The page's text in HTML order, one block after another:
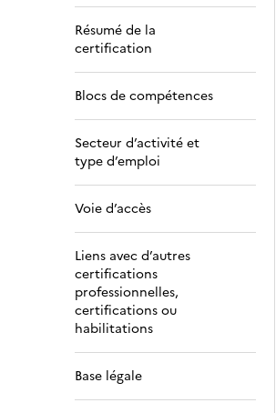
Résumé de la
certification
Blocs de compétences
Secteur d’activité et
type d’emploi
Voie d’accès
Liens avec d’autres
certifications
professionnelles,
certifications ou
habilitations
Base légale